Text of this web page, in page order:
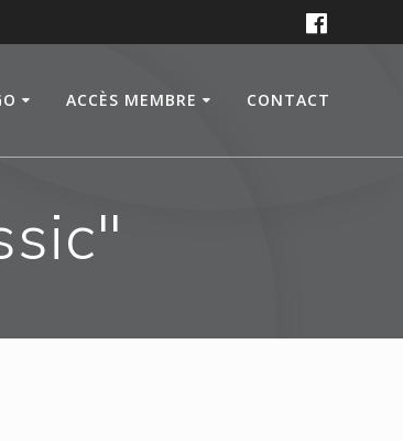
ACCÈS MEMBRE CONTACT